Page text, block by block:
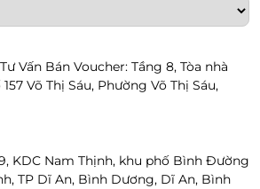
Vấn Bán Voucher: Tầng 8, Tòa nhà
Võ Thị Sáu, Phường Võ Thị Sáu,
KDC Nam Thịnh, khu phố Bình Đường
TP Dĩ An, Bình Dương, Dĩ An, Bình